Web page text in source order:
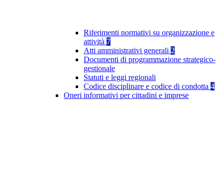
Riferimenti normativi su organizzazione e
attività 7
Atti amministrativi generali 2
Documenti di programmazione strategico-
gestionale
Statuti e leggi regionali
Codice disciplinare e codice di condotta 4
Oneri informativi per cittadini e imprese